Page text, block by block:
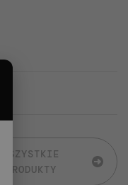
WSZYSTKIE
PRODUKTY